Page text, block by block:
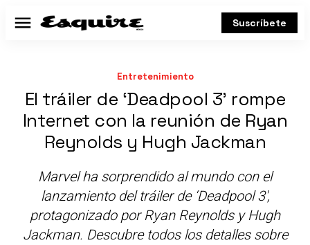
Menú Suscríbete
Entretenimiento
El tráiler de ‘Deadpool 3' rompe
Internet con la reunión de Ryan
Reynolds y Hugh Jackman
Marvel ha sorprendido al mundo con el
lanzamiento del tráiler de ‘Deadpool 3',
protagonizado por Ryan Reynolds y Hugh
Jackman. Descubre todos los detalles sobre